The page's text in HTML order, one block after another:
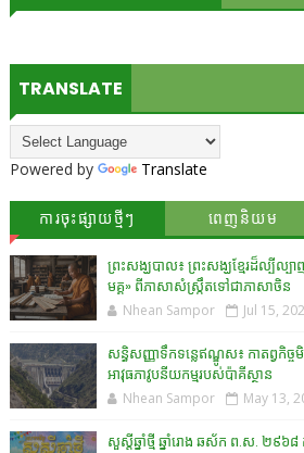
TRANSLATE
Powered by Translate
ការចុះផ្សាយថ្មីៗ ពេញនិយម
ព្រះសង្ឃបាល៖ ព្រះសង្ឃខ្មែរដ៏ល្បីល្បា
មគ្គ» ពីភាសាសំស្រ្កឹតទៅជាភាសាចិន
Nhean Sampor Jul 15,
សន្ធិសញ្ញាទឹកទន្លេឥណ្ឌូស៖ កាតព្វកិច្
អាវុធភាវូបនីយកម្មរបស់ប៉ាគីស្ថាន​
Nhean Sampor May 13,
សួស្តីឆ្នាំថ្មី ឆ្នាំរោង ឆស័ក ព.ស. ២៩